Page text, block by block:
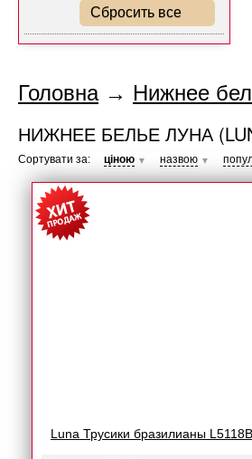
Сбросить все
Головна→ Нижнее
НИЖНЕЕ БЕЛЬЕ ЛУНА
Сортувати за: ціною ▼ назвою ▼
Luna Трусики бразилианы